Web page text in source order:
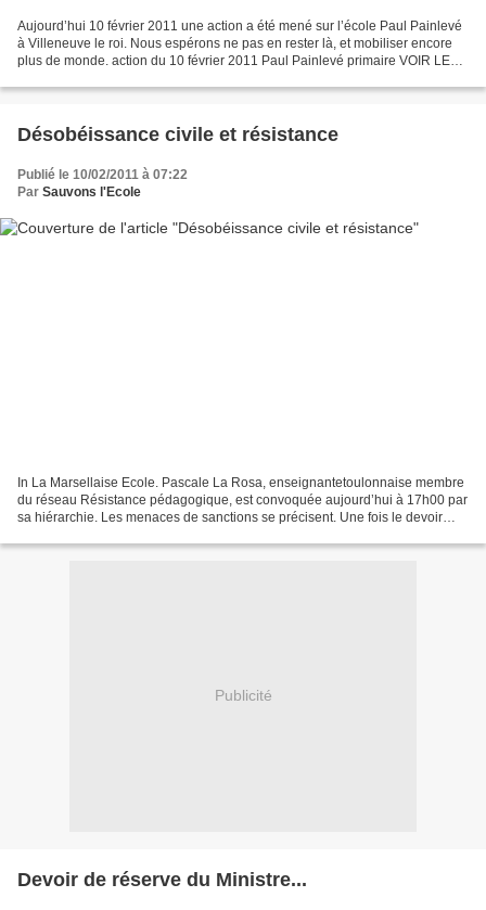
Aujourd’hui 10 février 2011 une action a été mené sur l’école Paul Painlevé
à Villeneuve le roi. Nous espérons ne pas en rester là, et mobiliser encore
plus de monde. action du 10 février 2011 Paul Painlevé primaire VOIR LE
Désobéissance civile et résistance
Publié le 10/02/2011 à 07:22
Par Sauvons l'Ecole
In La Marsellaise Ecole. Pascale La Rosa, enseignantetoulonnaise membre
du réseau Résistance pédagogique, est convoquée aujourd’hui à 17h00 par
sa hiérarchie. Les menaces de sanctions se précisent. Une fois le devoir
Publicité
Devoir de réserve du Ministre...